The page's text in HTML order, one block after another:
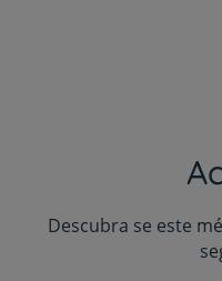
Descubra se este